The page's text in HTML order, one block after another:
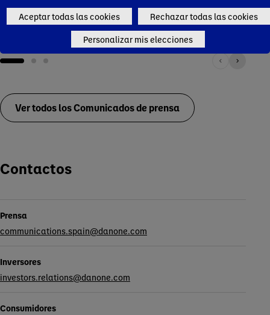
Aceptar todas las cookies Rechazar todas las cookies
Personalizar mis elecciones
Corporate news
Corporate news
Ver todos los Comunicados de prensa
Contactos
Prensa
communications.spain@danone.com
Inversores
investors.relations@danone.com
Consumidores